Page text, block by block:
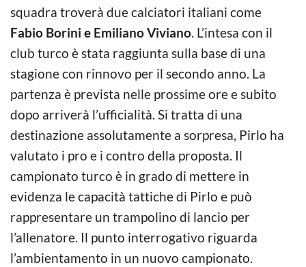
squadra troverà due calciatori italiani come
Fabio Borini e Emiliano Viviano. L’intesa con il
club turco è stata raggiunta sulla base di una
stagione con rinnovo per il secondo anno. La
partenza è prevista nelle prossime ore e subito
dopo arriverà l’ufficialità. Si tratta di una
destinazione assolutamente a sorpresa, Pirlo ha
valutato i pro e i contro della proposta. Il
campionato turco è in grado di mettere in
evidenza le capacità tattiche di Pirlo e può
rappresentare un trampolino di lancio per
l’allenatore. Il punto interrogativo riguarda
l’ambientamento in un nuovo campionato.